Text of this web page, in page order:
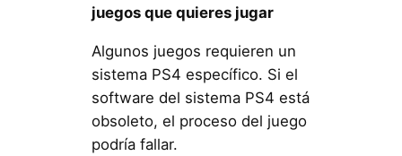
juegos que quieres jugar
Algunos juegos requieren un
sistema PS4 específico. Si el
software del sistema PS4 está
obsoleto, el proceso del juego
podría fallar.